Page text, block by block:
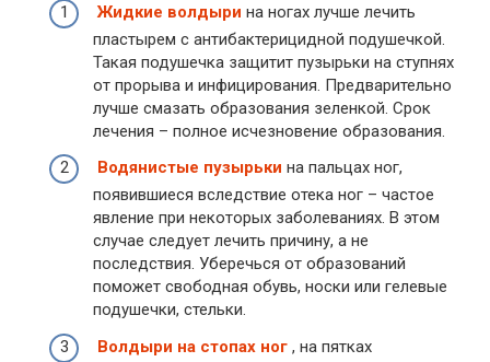
Жидкие волдыри на ногах лучше лечить
пластырем с антибактерицидной подушечкой.
Такая подушечка защитит пузырьки на ступнях
от прорыва и инфицирования. Предварительно
лучше смазать образования зеленкой. Срок
лечения – полное исчезновение образования.
Водянистые пузырьки на пальцах ног,
появившиеся вследствие отека ног – частое
явление при некоторых заболеваниях. В этом
случае следует лечить причину, а не
последствия. Уберечься от образований
поможет свободная обувь, носки или гелевые
подушечки, стельки.
Волдыри на стопах ног , на пятках